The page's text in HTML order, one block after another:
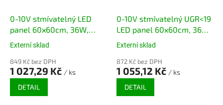
0-10V stmívatelný LED
panel 60x60cm, 36W,
120lm/W, 4320lm
Externí sklad
849 Kč bez DPH
1 027,29 Kč / ks
DETAIL
0-10V stmívatelný UGR<19
LED panel 60x60cm, 36W,
120lm/W, 4320lm
Externí sklad
872 Kč bez DPH
1 055,12 Kč / ks
DETAIL